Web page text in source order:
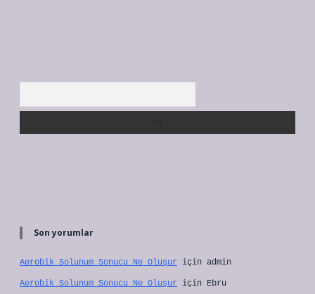
Son yorumlar
Aerobik Solunum Sonucu Ne Oluşur için admin
Aerobik Solunum Sonucu Ne Oluşur için Ebru